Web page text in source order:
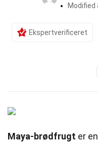
Modified
Ekspertverificeret
Maya-brødfrugt er